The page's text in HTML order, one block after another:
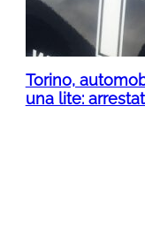
Torino,
una lite: